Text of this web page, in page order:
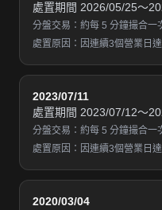
處置期間 2026/05/25～
分盤交易：約每 5 分鐘撮合一
處置原因：因連續3個營業日
2023/07/11
處置期間 2023/07/12～
分盤交易：約每 5 分鐘撮合一
處置原因：因連續3個營業日
2020/03/04